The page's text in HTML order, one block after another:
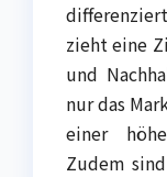
zieht eine
und
nur das
einer
Zudem